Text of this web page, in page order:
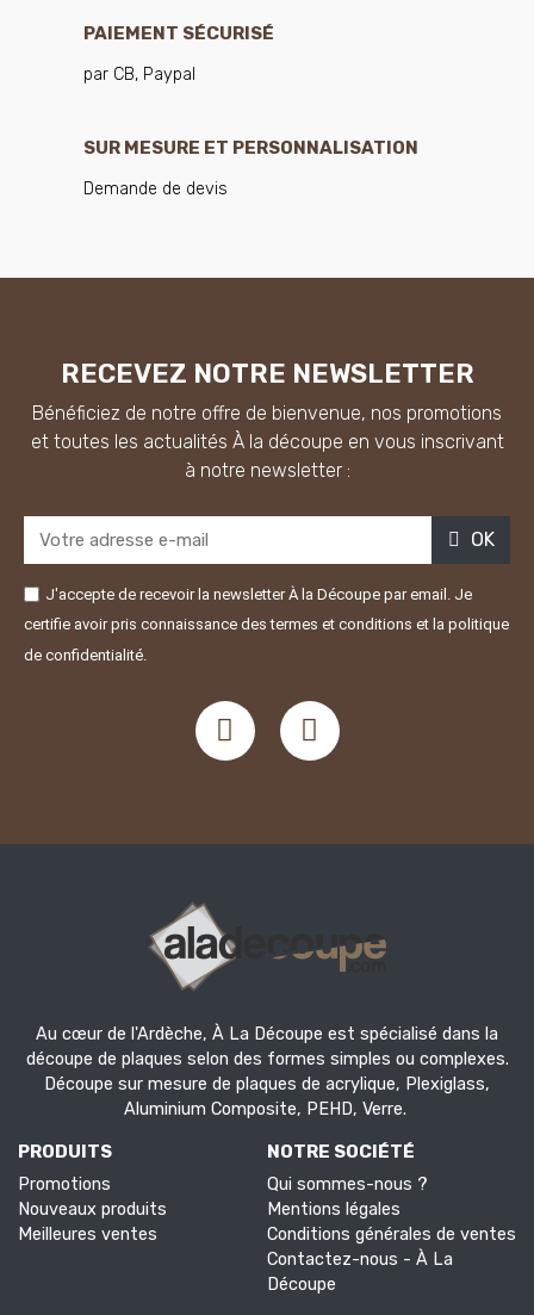
PAIEMENT SÉCURISÉ
par CB, Paypal
SUR MESURE ET PERSONNALISATION
Demande de devis
RECEVEZ NOTRE NEWSLETTER
Bénéficiez de notre offre de bienvenue, nos promotions
et toutes les actualités À la découpe en vous inscrivant
à notre newsletter :
OK
J'accepte de recevoir la newsletter À la Découpe par email. Je
certifie avoir pris connaissance des termes et conditions et la politique
de confidentialité.
Au cœur de l'Ardèche, À La Découpe est spécialisé dans la
découpe de plaques selon des formes simples ou complexes.
Découpe sur mesure de plaques de acrylique, Plexiglass,
Aluminium Composite, PEHD, Verre.
PRODUITS
Promotions
Nouveaux produits
Meilleures ventes
NOTRE SOCIÉTÉ
Qui sommes-nous ?
Mentions légales
Conditions générales de ventes
Contactez-nous - À La
Découpe